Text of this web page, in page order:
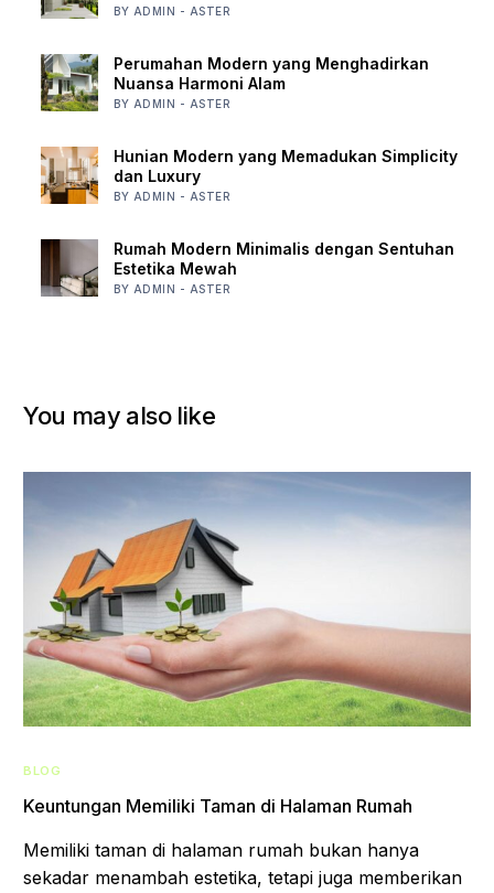
BY ADMIN - ASTER
Perumahan Modern yang Menghadirkan
Nuansa Harmoni Alam
BY ADMIN - ASTER
Hunian Modern yang Memadukan Simplicity
dan Luxury
BY ADMIN - ASTER
Rumah Modern Minimalis dengan Sentuhan
Estetika Mewah
BY ADMIN - ASTER
You may also like
BLOG
Keuntungan Memiliki Taman di Halaman Rumah
Memiliki taman di halaman rumah bukan hanya
sekadar menambah estetika, tetapi juga memberikan